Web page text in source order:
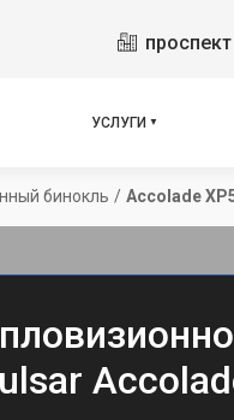
УСЛУГИ
бинокль / Accolade